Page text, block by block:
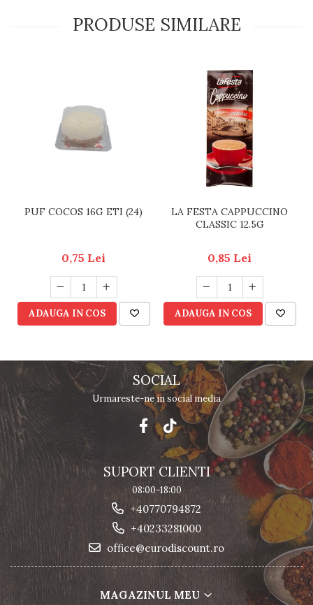
PRODUSE SIMILARE
PUF COCOS 16G ETI (24)
0,75 Lei
ADAUGA IN COS
LA FESTA CAPPUCCINO
CLASSIC 12.5G
0,85 Lei
ADAUGA IN COS
SOCIAL
Urmareste-ne in social media
SUPORT CLIENTI
08:00-18:00
+40770794872
+40233281000
office@eurodiscount.ro
MAGAZINUL MEU